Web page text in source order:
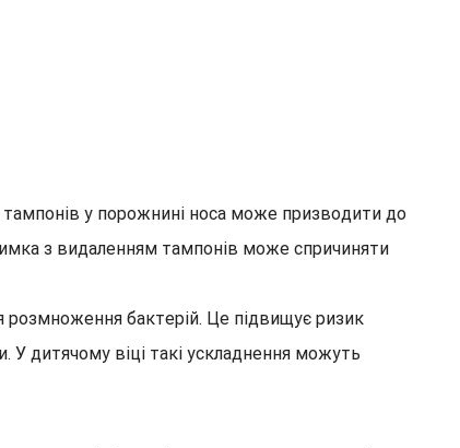
тампонів у порожнині носа може призводити до
з видаленням тампонів може спричиняти
бактерій. Це підвищує ризик
У дитячому віці такі ускладнення можуть